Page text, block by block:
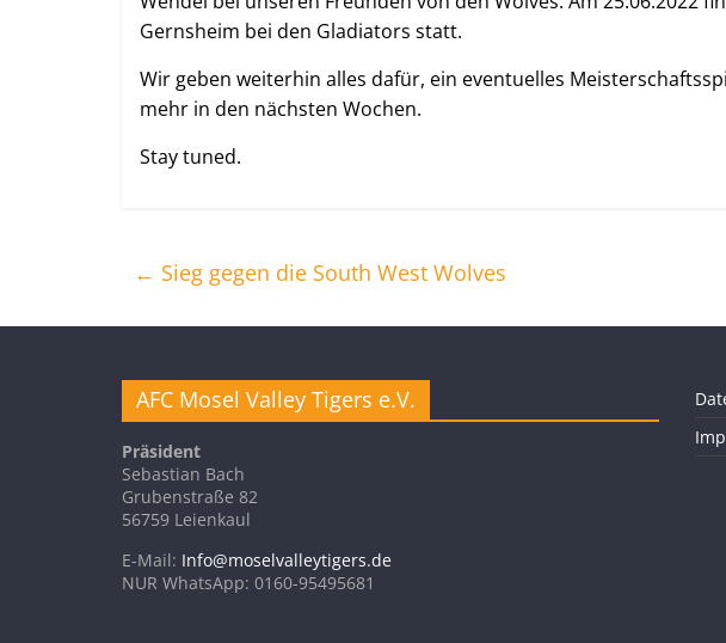
Gernsheim bei den Gladiators statt.
Wir geben weiterhin alles dafür, ein eventuelles
mehr in den nächsten Wochen.
Stay tuned.
← Sieg gegen die South West Wolves
AFC Mosel Valley Tigers e.V.
Präsident
Sebastian Bach
Grubenstraße 82
56759 Leienkaul
E-Mail: Info@moselvalleytigers.de
NUR WhatsApp: 0160-95495681